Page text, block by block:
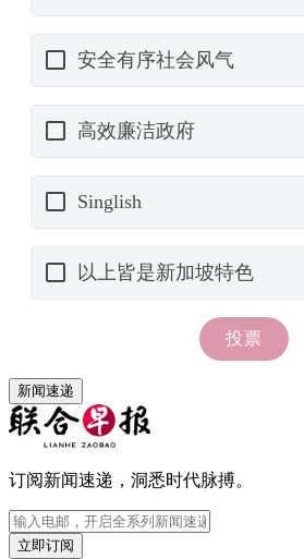
新闻速递
订阅新闻速递，洞悉时代脉搏。
立即订阅